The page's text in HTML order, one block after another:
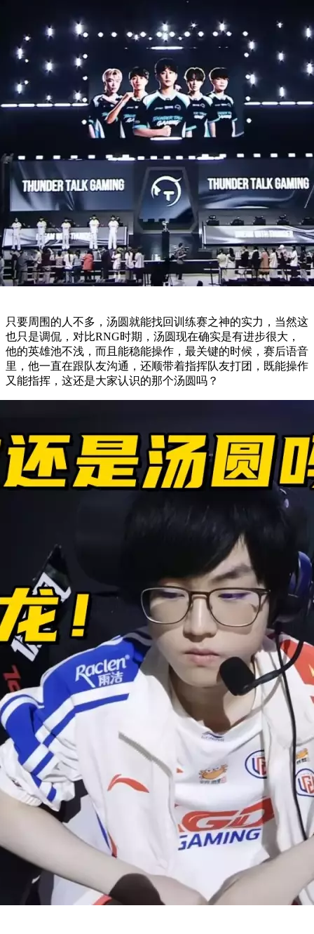
只要周围的人不多，汤圆就能找回训练赛之神的实力，当然这
也只是调侃，对比RNG时期，汤圆现在确实是有进步很大，
他的英雄池不浅，而且能稳能操作，最关键的时候，赛后语音
里，他一直在跟队友沟通，还顺带着指挥队友打团，既能操作
又能指挥，这还是大家认识的那个汤圆吗？